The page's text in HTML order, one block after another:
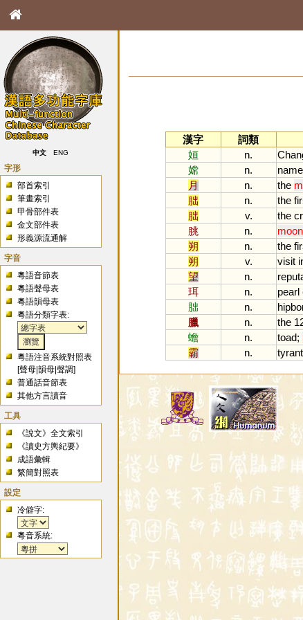
中文 ENG
字形
部首索引
筆畫索引
甲骨部件表
金文部件表
形義源流通解
字音
粵語音節表
粵語聲母表
粵語韻母表
粵語分類字表:
粵語注音系統對照表
[聲母 |韻母 |聲調]
普通話音節表
其他方言讀音
工具
《說文》全文索引
《讀史方輿紀要》
成語彙輯
繁簡對照表
設定
冷僻字:
粵音系統:
漢字
詞類
姮
n.
嫦
n. name
月
n. the
朏
n. the
朏
v. the
朓
n. moon
朔
n. the
朔
v. visit
望
n.
珥
n. pearl
胐
n.
臘
n. the
蟾
n. toad;
霸
n. tyrant